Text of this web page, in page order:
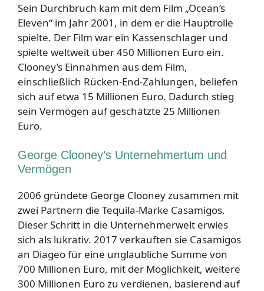
Sein Durchbruch kam mit dem Film „Ocean’s
Eleven“ im Jahr 2001, in dem er die Hauptrolle
spielte. Der Film war ein Kassenschlager und
spielte weltweit über 450 Millionen Euro ein.
Clooney’s Einnahmen aus dem Film,
einschließlich Rücken-End-Zahlungen, beliefen
sich auf etwa 15 Millionen Euro. Dadurch stieg
sein Vermögen auf geschätzte 25 Millionen
Euro.
George Clooney’s Unternehmertum und
Vermögen
2006 gründete George Clooney zusammen mit
zwei Partnern die Tequila-Marke Casamigos.
Dieser Schritt in die Unternehmerwelt erwies
sich als lukrativ. 2017 verkauften sie Casamigos
an Diageo für eine unglaubliche Summe von
700 Millionen Euro, mit der Möglichkeit, weitere
300 Millionen Euro zu verdienen, basierend auf